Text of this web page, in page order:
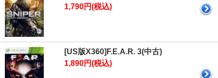
1,790円(税込)
[US版X360]F.E.A.R. 3(中古)
1,890円(税込)